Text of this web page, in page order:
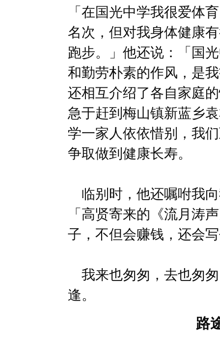
「在国光中学我很爱体
名次，但对我身体健康
跑步。」他还说：「国
和勤劳朴素的作风，是
还相互介绍了各自家庭
急于赶到梅山镇新蓝乡
学一家人依依惜别，我
争取做到健康长寿。
临别时，他还嘱咐我
「高贤寄来的《流月涛
子，不但会赚钱，还会
我来也匆匆，去也匆
逢。
路